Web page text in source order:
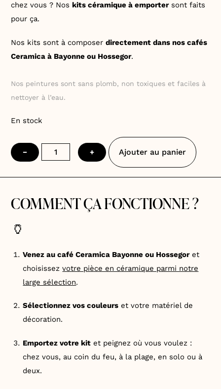
chez vous ? Nos kits céramique à emportersont faits
pour ça.
Nos kits sont à composerdirectement dans nos cafés
Ceramica à Bayonne ou Hossegor.
Nos peintures sont sans plomb, non toxiques et faciles à
nettoyer à l’eau.
En stock
−
quantité
de
Assiette
+ Ajouter au panier
COMMENT ÇA FONCTIONNE ?
🏺
Venez au café Ceramica Bayonne ou Hossegoret
choisissezvotre pièce en céramique parmi notre
large sélection.
Sélectionnez vos couleurs et votre matériel de
décoration.
Emportez votre kit et peignez où vous voulez :
chez vous, au coin du feu, à la plage, en solo ou à
deux.